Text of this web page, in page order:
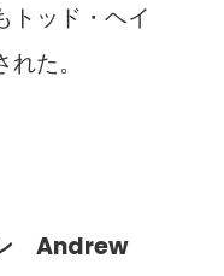
トッド・ヘイ
た。
ン Andrew